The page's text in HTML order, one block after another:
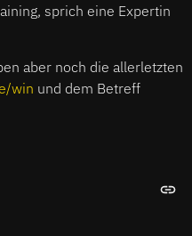
sprich eine Expertin
aber noch die allerletzten
win und dem Betreff